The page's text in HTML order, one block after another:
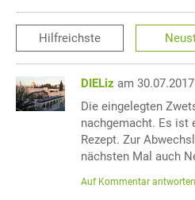
Hilfreichste
DIELiz am
Die eingelegten
nachgemacht. Es ist
Rezept. Zur
nächsten Mal auch
Auf Kommentar antworten